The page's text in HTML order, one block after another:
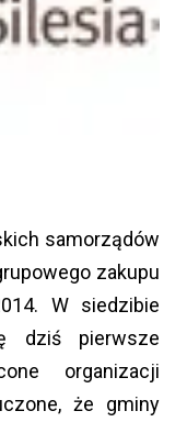
samorządów
zakupu
W siedzibie
dziś pierwsze
organizacji
że gminy